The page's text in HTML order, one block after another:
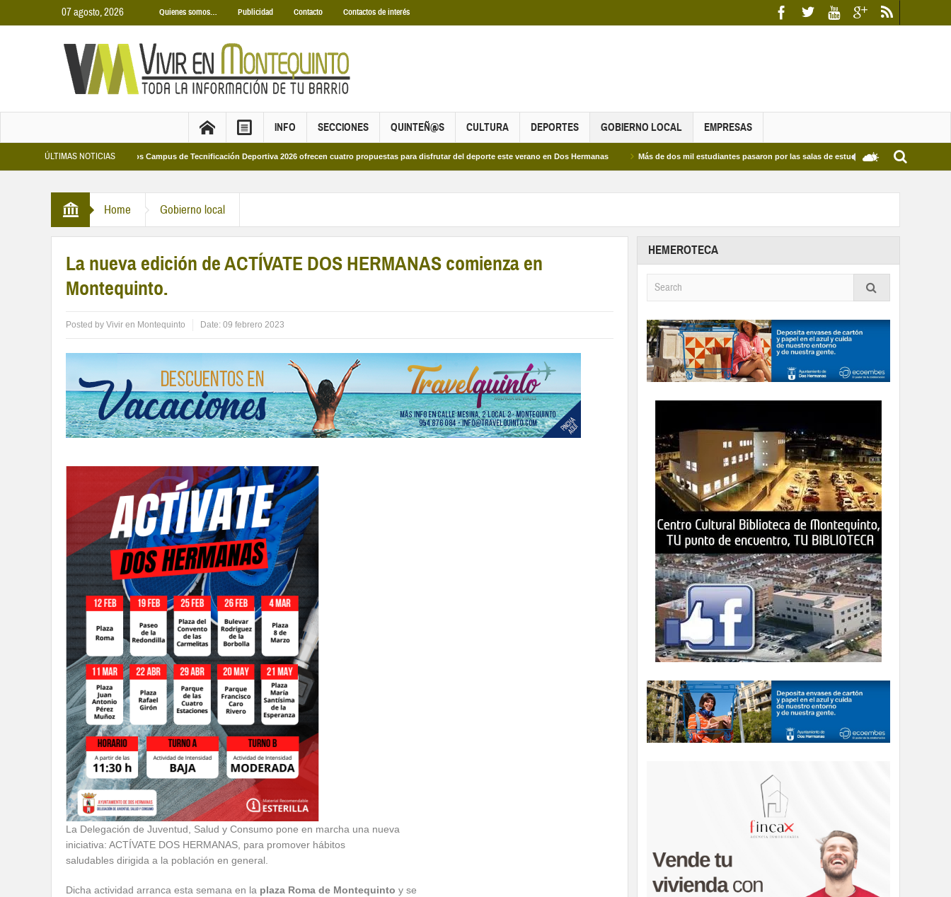
07 agosto, 2026 Quienes somos… Publicidad Contacto Contactos de interés
INFO SECCIONES QUINTEÑ@S CULTURA DEPORTES GOBIERNO LOCAL EMPRESAS
ÚLTIMAS NOTICIAS
2026 Los Campus de Tecnificación Deportiva 2026 ofrecen cuatro propuestas para disfrutar del deporte este verano en Dos Hermanas Más de dos mil estudiantes pasaron por las salas de estudio de las Bibliotecas Municipales y
Home Gobierno local
La nueva edición de ACTÍVATE DOS HERMANAS comienza en
Montequinto.
Posted by Vivir en Montequinto Date: 09 febrero 2023
La Delegación de Juventud, Salud y Consumo pone en marcha una nueva
iniciativa: ACTÍVATE DOS HERMANAS, para promover hábitos
saludables dirigida a la población en general.
Dicha actividad arranca esta semana en la plaza Roma de Montequinto y se
HEMEROTECA